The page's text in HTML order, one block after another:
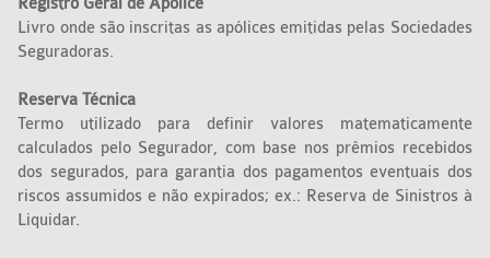
Registro Geral de Apólice
Livro onde são inscritas as apólices emitidas pelas Sociedades
Seguradoras.
Reserva Técnica
Termo utilizado para definir valores matematicamente
calculados pelo Segurador, com base nos prêmios recebidos
dos segurados, para garantia dos pagamentos eventuais dos
riscos assumidos e não expirados; ex.: Reserva de Sinistros à
Liquidar.